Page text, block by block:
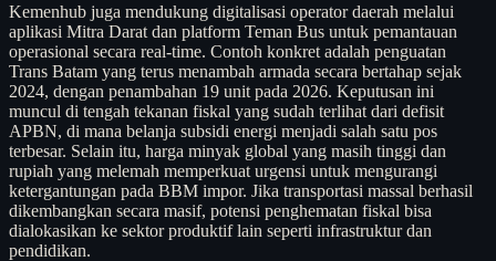
Kemenhub juga mendukung digitalisasi operator daerah melalui
aplikasi Mitra Darat dan platform Teman Bus untuk pemantauan
operasional secara real-time. Contoh konkret adalah penguatan
Trans Batam yang terus menambah armada secara bertahap sejak
2024, dengan penambahan 19 unit pada 2026. Keputusan ini
muncul di tengah tekanan fiskal yang sudah terlihat dari defisit
APBN, di mana belanja subsidi energi menjadi salah satu pos
terbesar. Selain itu, harga minyak global yang masih tinggi dan
rupiah yang melemah memperkuat urgensi untuk mengurangi
ketergantungan pada BBM impor. Jika transportasi massal berhasil
dikembangkan secara masif, potensi penghematan fiskal bisa
dialokasikan ke sektor produktif lain seperti infrastruktur dan
pendidikan.